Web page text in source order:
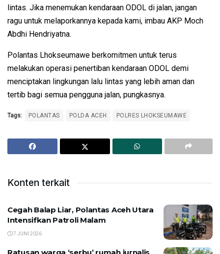
lintas. Jika menemukan kendaraan ODOL di jalan, jangan
ragu untuk melaporkannya kepada kami, imbau AKP Moch
Abdhi Hendriyatna.
Polantas Lhokseumawe berkomitmen untuk terus
melakukan operasi penertiban kendaraan ODOL demi
menciptakan lingkungan lalu lintas yang lebih aman dan
tertib bagi semua pengguna jalan, pungkasnya.
Tags: POLANTAS POLDA ACEH POLRES LHOKSEUMAWE
Konten terkait
Cegah Balap Liar, Polantas Aceh Utara
Intensifkan Patroli Malam
7 JUNI 2026